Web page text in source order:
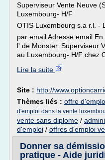
Superviseur Vente Neuve
Luxembourg- H/F
OTIS Luxembourg s.a r.l. -
par email Adresse email
l' de Monster. Superviseur
au Luxembourg- H/F chez
Lire la suite
Site : http://
Thèmes liés : offre
d'emploi dans la vente
vente sans diplome /
d'emploi / offres d'emploi
Donner sa
pratique - Aide